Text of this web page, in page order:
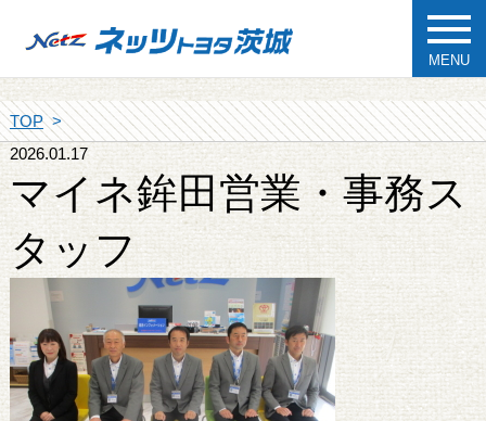
MENU
TOP
2026.01.17
マイネ鉾田営業・事務ス
タッフ